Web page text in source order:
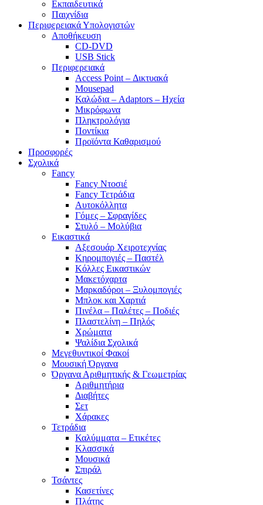
Εκπαιδευτικά
Παιχνίδια
Περιφερειακά Υπολογιστών
Αποθήκευση
CD-DVD
USB Stick
Περιφερειακά
Access Point – Δικτυακά
Mousepad
Καλώδια – Adaptors – Ηχεία
Μικρόφωνα
Πληκτρολόγια
Ποντίκια
Προϊόντα Καθαρισμού
Προσφορές
Σχολικά
Fancy
Fancy Ντοσιέ
Fancy Τετράδια
Αυτοκόλλητα
Γόμες – Σφραγίδες
Στυλό – Μολύβια
Εικαστικά
Αξεσουάρ Χειροτεχνίας
Κηρομπογιές – Παστέλ
Κόλλες Εικαστικών
Μακετόχαρτα
Μαρκαδόροι – Ξυλομπογιές
Μπλοκ και Χαρτιά
Πινέλα – Παλέτες – Ποδιές
Πλαστελίνη – Πηλός
Χρώματα
Ψαλίδια Σχολικά
Μεγεθυντικοί Φακοί
Μουσική Όργανα
Όργανα Αριθμητικής & Γεωμετρίας
Αριθμητήρια
Διαβήτες
Σετ
Χάρακες
Τετράδια
Καλύμματα – Ετικέτες
Κλασσικά
Μουσικά
Σπιράλ
Τσάντες
Κασετίνες
Πλάτης